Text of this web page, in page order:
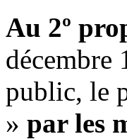
Au 2º
décembre
public, le
» par les